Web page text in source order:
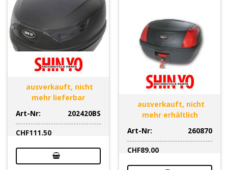
ausverkauft, nicht
mehr lieferbar
Art-Nr:
202420BS
CHF111.50
ausverkauft, nicht
mehr erhältlich
Art-Nr:
260870
CHF89.00